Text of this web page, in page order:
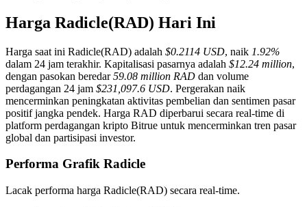
USDT Berjangka
Harga Radicle(RAD) Hari Ini
Harga saat ini Radicle(RAD) adalah $0.2114 USD, naik 1.92%
dalam 24 jam terakhir. Kapitalisasi pasarnya adalah $12.24 million,
dengan pasokan beredar59.08 million RAD dan volume
perdagangan 24 jam $231,097.6 USD. Pergerakan naik
mencerminkan peningkatan aktivitas pembelian dan sentimen pasar
positif jangka pendek. Harga RAD diperbarui secara real-time di
platform perdagangan kripto Bitrue untuk mencerminkan tren pasar
global dan partisipasi investor.
Performa Grafik Radicle
Lacak performa harga Radicle(RAD) secara real-time.